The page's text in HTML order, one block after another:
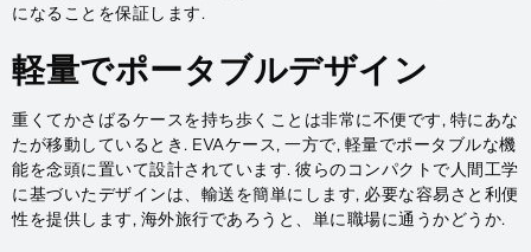
になることを保証します.
軽量でポータブルデザイン
重くてかさばるケースを持ち歩くことは非常に不便です, 特にあな
たが移動しているとき. EVAケース, 一方で, 軽量でポータブルな機
能を念頭に置いて設計されています. 彼らのコンパクトで人間工学
に基づいたデザインは、輸送を簡単にします, 必要な容易さと利便
性を提供します, 海外旅行であろうと、単に職場に通うかどうか.